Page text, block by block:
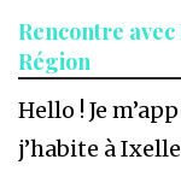
Rencontre
Région
Hello ! Je
j’habite à